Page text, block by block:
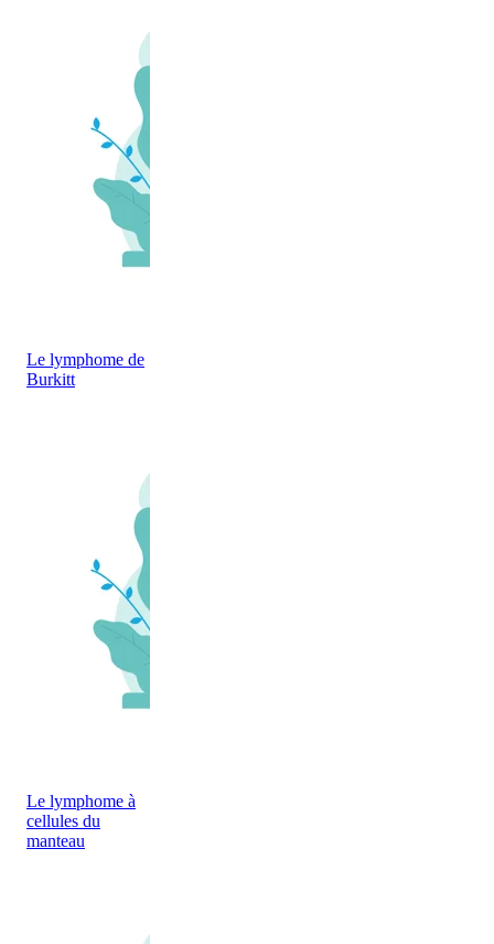
Le lymphome de
Burkitt
Le lymphome à
cellules du
manteau